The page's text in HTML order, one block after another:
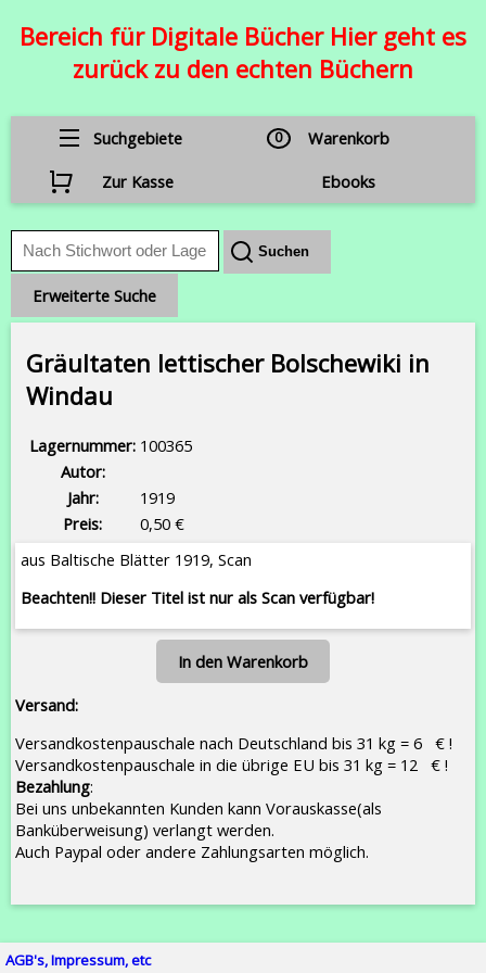
Bereich für Digitale Bücher Hier geht es
zurück zu den echten Büchern
Suchgebiete 0
Warenkorb
Zur Kasse
Ebooks
Erweiterte Suche
Gräultaten lettischer Bolschewiki in
Windau
Lagernummer: 100365
Autor:
Jahr:
1919
Preis:
0,50 €
aus Baltische Blätter 1919, Scan
Beachten!! Dieser Titel ist nur als Scan verfügbar!
In den Warenkorb
Versand:
Versandkostenpauschale nach Deutschland bis 31 kg = 6 € !
Versandkostenpauschale in die übrige EU bis 31 kg = 12 € !
Bezahlung:
Bei uns unbekannten Kunden kann Vorauskasse(als
Banküberweisung) verlangt werden.
Auch Paypal oder andere Zahlungsarten möglich.
AGB's, Impressum, etc